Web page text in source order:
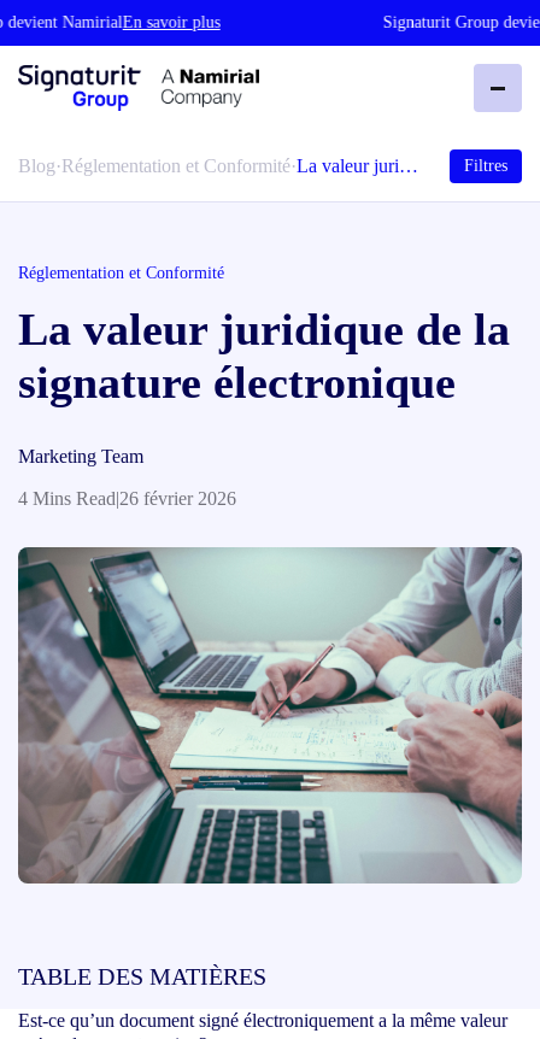
NamirialEn savoir plus Signaturit Group
Blog·Réglementation et Conformité·La valeur juri… Filtres
Réglementation et Conformité
La valeur juridique de la
signature électronique
Marketing Team
4 Mins Read|26 février 2026
TABLE DES MATIÈRES
Est-ce qu’un document signé électroniquement a la même valeur